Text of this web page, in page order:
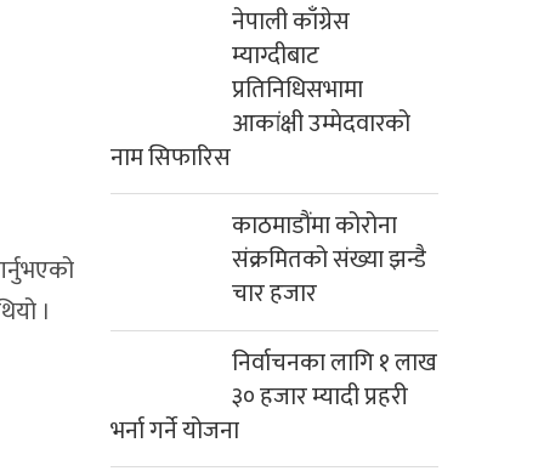
।
नेपाली काँग्रेस
म्याग्दीबाट
प्रतिनिधिसभामा
आकांक्षी उम्मेदवारको
नाम सिफारिस
काठमाडौंमा कोरोना
संक्रमितको संख्या झन्डै
चार हजार
निर्वाचनका लागि १ लाख
३० हजार म्यादी प्रहरी
भर्ना गर्ने योजना